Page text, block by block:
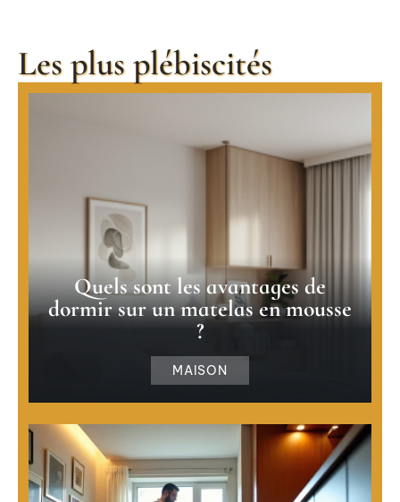
Les plus plébiscités
Quels sont les avantages de
dormir sur un matelas en mousse
?
MAISON